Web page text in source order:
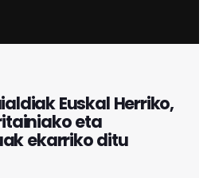
Euskal Herriko,
eta
ekarriko ditu